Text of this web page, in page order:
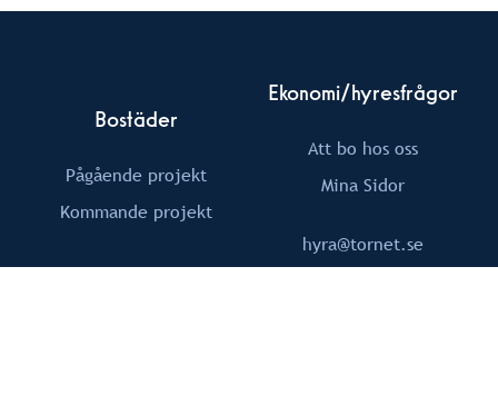
Bostäder
Pågående projekt
Kommande projekt
Ekonomi/hyresfrågor
Att bo hos oss
Mina Sidor
hyra@tornet.se